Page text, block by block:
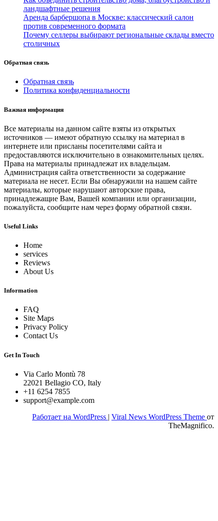
ландшафтные решения
Аренда барбершопа в Москве: классический салон
против современного формата
Почему селлеры выбирают региональные склады вместо
столичных
Обратная связь
Обратная связь
Политика конфиденциальности
Важная информация
Все материалы на данном сайте взяты из открытых
источников — имеют обратную ссылку на материал в
интернете или присланы посетителями сайта и
предоставляются исключительно в ознакомительных целях.
Права на материалы принадлежат их владельцам.
Администрация сайта ответственности за содержание
материала не несет. Если Вы обнаружили на нашем сайте
материалы, которые нарушают авторские права,
принадлежащие Вам, Вашей компании или организации,
пожалуйста, сообщите нам через форму обратной связи.
Useful Links
Home
services
Reviews
About Us
Information
FAQ
Site Maps
Privacy Policy
Contact Us
Get In Touch
Via Carlo Montù 78
22021 Bellagio CO, Italy
+11 6254 7855
support@example.com
Работает на WordPress | Viral News WordPress Theme от
TheMagnifico.